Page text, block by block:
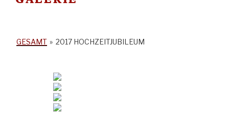
GESAMT » 2017 HOCHZEITJUBILEUM